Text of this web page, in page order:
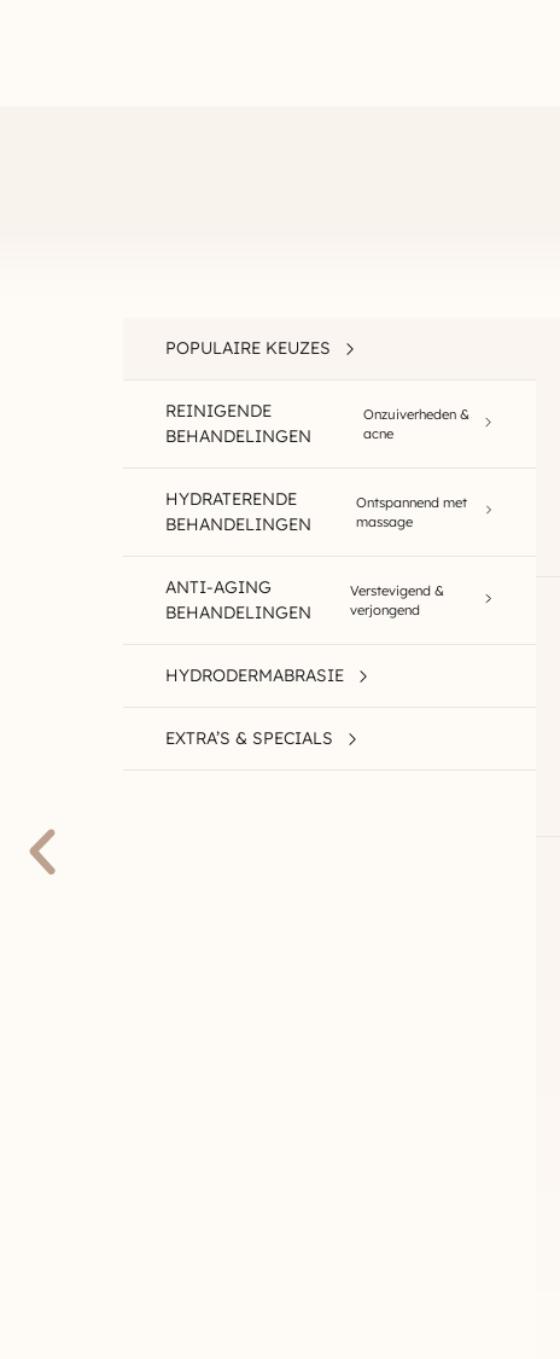
POPULAIRE KEUZES
REINIGENDE
BEHANDELINGEN
Onzuiverheden &
acne
HYDRATERENDE
BEHANDELINGEN
Ontspannend met
massage
ANTI-AGING
BEHANDELINGEN
Verstevigend &
verjongend
HYDRODERMABRASIE
EXTRA’S & SPECIALS